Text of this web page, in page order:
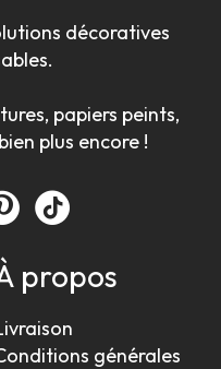
décoratives
papiers peints,
plus encore !
propos
générales